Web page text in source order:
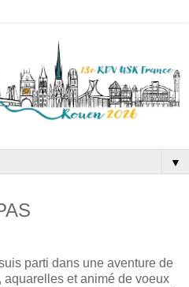
▼
parti dans une aventure de
aquarelles et animé de voeux